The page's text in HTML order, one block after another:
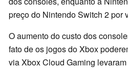
preço do Nintendo Switch 2 por
O aumento do custo dos
fato de os jogos do Xbox
via Xbox Cloud Gaming